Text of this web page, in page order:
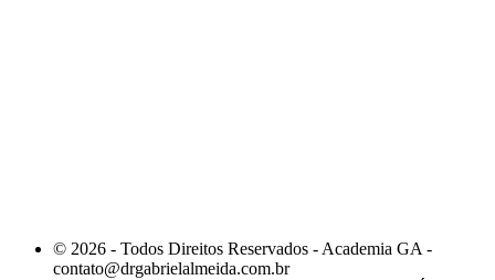
© 2026 - Todos Direitos Reservados - Academia GA -
contato@drgabrielalmeida.com.br